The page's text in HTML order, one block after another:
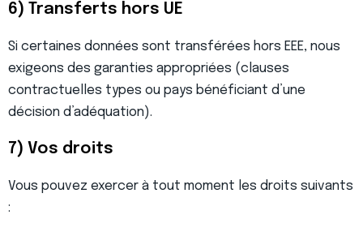
6) Transferts hors UE
Si certaines données sont transférées hors EEE, nous
exigeons des garanties appropriées (clauses
contractuelles types ou pays bénéficiant d’une
décision d’adéquation).
7) Vos droits
Vous pouvez exercer à tout moment les droits suivants
: